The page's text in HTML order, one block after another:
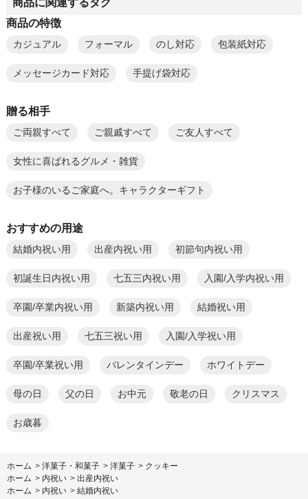
商品の特徴
カジュアル フォーマル のし対応 包装紙対応
メッセージカード対応 手提げ袋対応
贈る相手
ご両親すべて ご親戚すべて ご友人すべて
女性に喜ばれるグルメ・雑貨
お子様のいるご家庭へ。キャラクターギフト
おすすめの用途
結婚内祝い用 出産内祝い用 初節句内祝い用
初誕生日内祝い用 七五三内祝い用 入園/入学内祝い用
卒園/卒業内祝い用 新築内祝い用 結婚祝い用
出産祝い用 七五三祝い用 入園/入学祝い用
卒園/卒業祝い用 バレンタインデー ホワイトデー
母の日 父の日 お中元 敬老の日 クリスマス
お歳暮
ホーム > 洋菓子・和菓子 > 洋菓子 > クッキー
ホーム > 内祝い > 出産内祝い
ホーム > 内祝い > 結婚内祝い